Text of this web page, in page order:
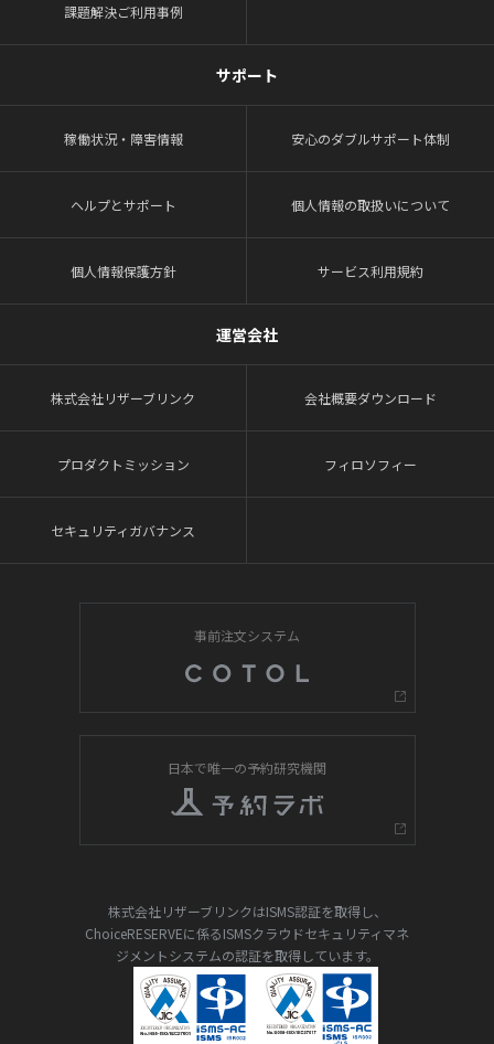
課題解決ご利用事例
サポート
稼働状況・障害情報 安心のダブルサポート体制
ヘルプとサポート 個人情報の取扱いについて
個人情報保護方針 サービス利用規約
運営会社
株式会社リザーブリンク 会社概要ダウンロード
プロダクトミッション フィロソフィー
セキュリティガバナンス
事前注文システム
日本で唯一の予約研究機関
株式会社リザーブリンクはISMS認証を取得し、
ChoiceRESERVEに係るISMSクラウドセキュリティマネ
ジメントシステムの認証を取得しています。